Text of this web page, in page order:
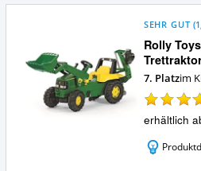
Rolly
SEHR GUT (
7. Platzim
erhältlich